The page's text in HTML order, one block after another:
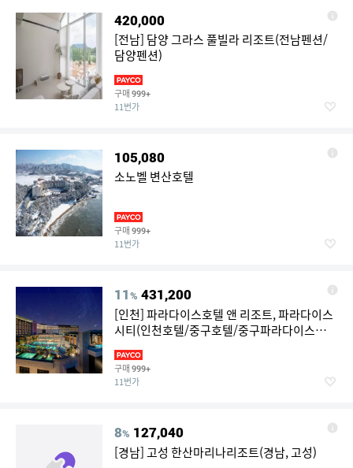
420,000
[전남] 담양 그라스 풀빌라 리조트(전남펜션/
담양펜션)
구매 999+
11번가
105,080
소노벨 변산호텔
구매 999+
11번가
11% 431,200
[인천] 파라다이스호텔 앤 리조트, 파라다이스
시티(인천호텔/중구호텔/중구파라다이스호텔
앤 리조트, 파라다이스시티)
구매 999+
11번가
8% 127,040
[경남] 고성 한산마리나리조트(경남, 고성)